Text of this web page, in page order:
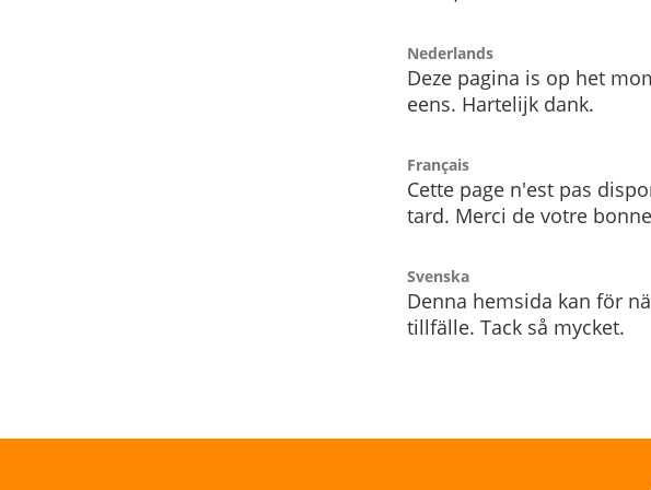
Nederlands
Deze pagina is op het
eens. Hartelijk dank.
Français
Cette page n'est pas
tard. Merci de votre
Svenska
Denna hemsida kan för
tillfälle. Tack så mycket.